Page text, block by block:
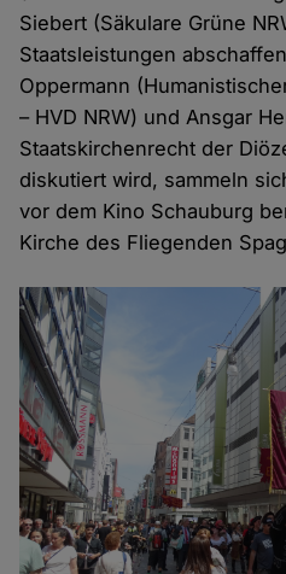
Siebert (Säkulare Grüne
Staatsleistungen
Oppermann
– HVD NRW) und Ansgar
Staatskirchen­recht der
diskutiert wird, sammeln
vor dem Kino Schauburg
Kirche des Fliegenden